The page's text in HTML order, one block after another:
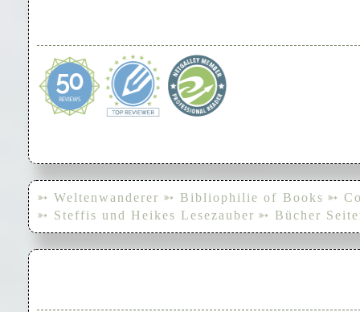
➳ Weltenwanderer ➳ Bibliophilie of Books ➳
➳ Steffis und Heikes Lesezauber ➳ Bücher